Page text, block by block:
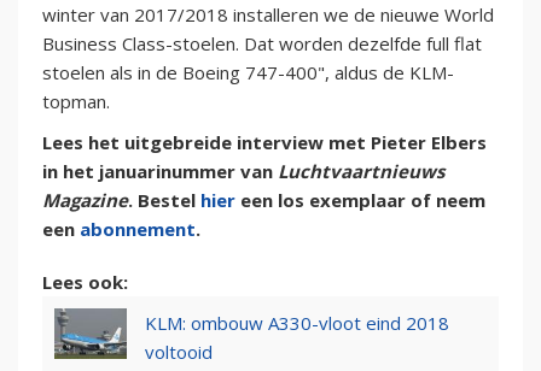
winter van 2017/2018 installeren we de nieuwe World
Business Class-stoelen. Dat worden dezelfde full flat
stoelen als in de Boeing 747-400", aldus de KLM-
topman.
Lees het uitgebreide interview met Pieter Elbers
in het januarinummer van Luchtvaartnieuws
Magazine. Bestel hier een los exemplaar of neem
een abonnement.
Lees ook:
KLM: ombouw A330-vloot eind 2018
voltooid